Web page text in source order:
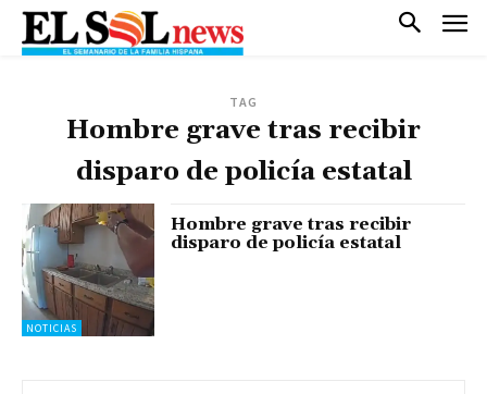
TAG
Hombre grave tras recibir
disparo de policía estatal
NOTICIAS
Hombre grave tras recibir
disparo de policía estatal